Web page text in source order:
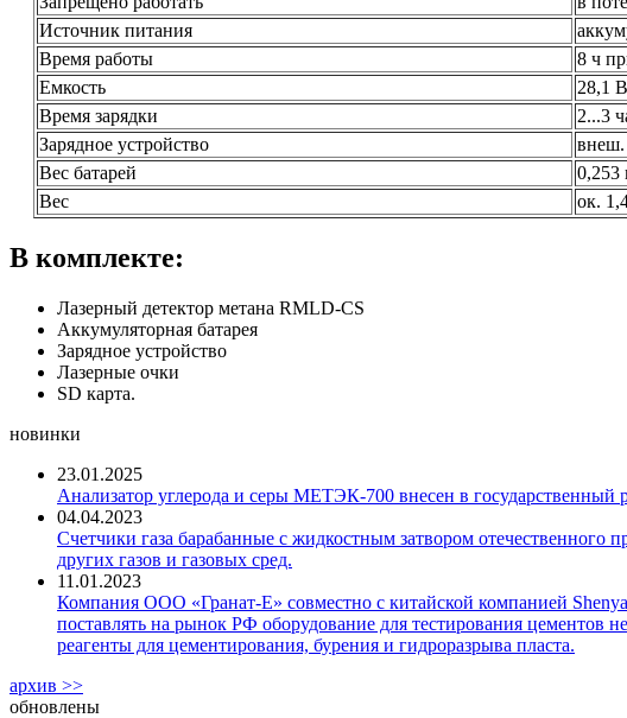
Источник питания
Время работы
8 ч
Емкость
28,1
Время зарядки
2...3
Зарядное устройство
внеш.
Вес батарей
0,253
Вес
ок.
В комплекте:
Лазерный детектор метана RMLD-CS
Аккумуляторная батарея
Зарядное устройство
Лазерные очки
SD карта.
новинки
23.01.2025
Анализатор углерода и серы МЕТЭК-700 внесен в государственный
04.04.2023
Счетчики газа барабанные с жидкостным затвором отечественного
других газов и газовых сред.
11.01.2023
Компания ООО «Гранат-Е» совместно с китайской компанией
поставлять на рынок РФ оборудование для тестирования цементов
реагенты для цементирования, бурения и гидроразрыва пласта.
архив >>
обновлены